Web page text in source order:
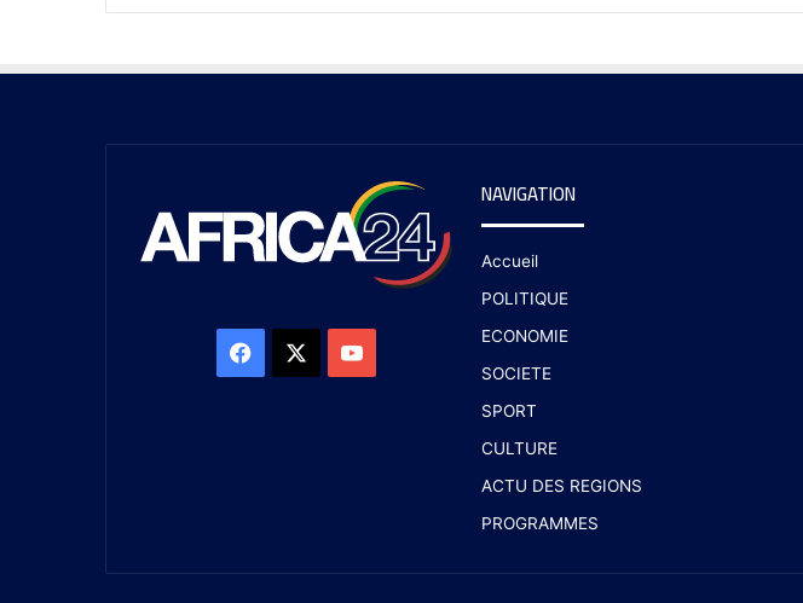
NAVIGATION
Accueil
POLITIQUE
ECONOMIE
SOCIETE
SPORT
CULTURE
ACTU DES REGIONS
PROGRAMMES